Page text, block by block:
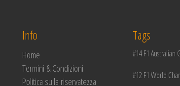
Info
Home
Termini & Condizioni
Politica sulla riservatezza
Tags
#14 F1 Australian
#12 F1 World